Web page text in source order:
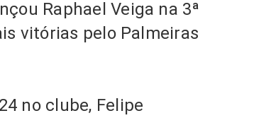
Raphael Veiga na 3ª
vitórias pelo Palmeiras
no clube, Felipe